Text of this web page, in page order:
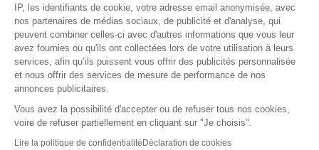
IP, les identifiants de cookie, votre adresse email anonymisée, avec
nos partenaires de médias sociaux, de publicité et d'analyse, qui
peuvent combiner celles-ci avec d'autres informations que vous leur
avez fournies ou qu'ils ont collectées lors de votre utilisation à leurs
services, afin qu’ils puissent vous offrir des publicités personnalisée
et nous offrir des services de mesure de performance de nos
annonces publicitaires.
Vous avez la possibilité d'accepter ou de refuser tous nos cookies,
voire de refuser partiellement en cliquant sur "Je choisis".
Lire la politique de confidentialité Déclaration de cookies